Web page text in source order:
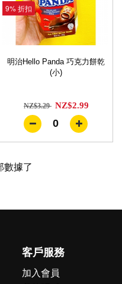
9% 折扣
明治Hello Panda 巧克力餅乾
(小)
NZ$3.29 NZ$2.99
0
數據了
客戶服務
加入會員